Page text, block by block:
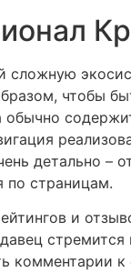
сложную
чтобы
детально
по страницам.
и
стремится
комментарии